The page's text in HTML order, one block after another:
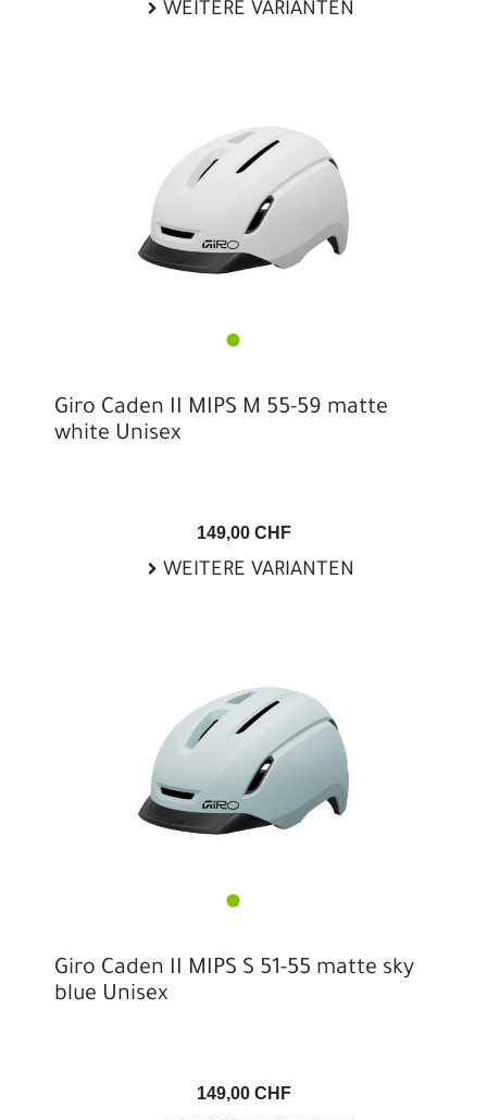
WEITERE VARIANTEN
Giro Caden II MIPS M 55-59 matte
white Unisex
149,00 CHF
WEITERE VARIANTEN
Giro Caden II MIPS S 51-55 matte sky
blue Unisex
149,00 CHF